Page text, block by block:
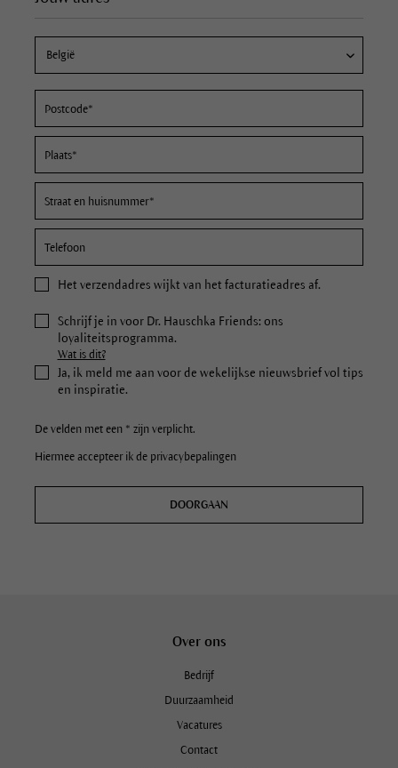
Het verzendadres wijkt van het facturatieadres af.
Schrijf je in voor Dr. Hauschka Friends: ons
loyaliteitsprogramma.
Wat is dit?
Ja, ik meld me aan voor de wekelijkse nieuwsbrief vol tips
en inspiratie.
De velden met een * zijn verplicht.
Hiermee accepteer ik de privacybepalingen
DOORGAAN
Over ons
Bedrijf
Duurzaamheid
Vacatures
Contact